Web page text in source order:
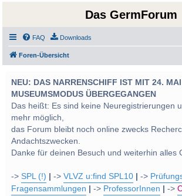
Das GermForum
FAQ Downloads
Foren-Übersicht
NEU: DAS NARRENSCHIFF IST MIT 24.
MUSEUMSMODUS ÜBERGEGANGEN
Das heißt: Es sind keine Neuregistrierungen
mehr möglich,
das Forum bleibt noch online zwecks
Andachtszwecken.
Danke für deinen Besuch und weiterhin alles
->SPL (!) ->VLVZ u:find SPL10 ->
Fragensammlungen
-> ProfessorInnen ->